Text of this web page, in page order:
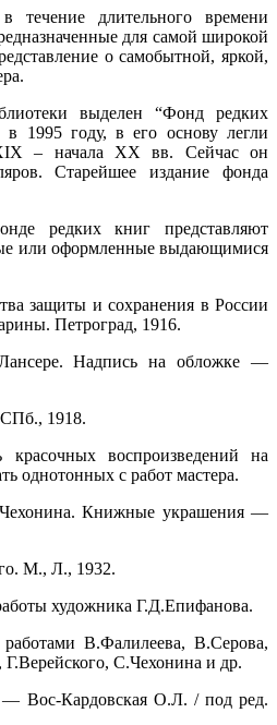
течение длительного времени
для самой широкой
о самобытной, яркой,
выделен “Фонд редких
1995 году, в его основу легли
– начала ХХ вв. Сейчас он
Старейшее издание фонда
редких книг представляют
или оформленные выдающимися
защиты и сохранения в России
Петроград, 1916.
Надпись на обложке —
1918.
красочных воспроизведений на
однотонных с работ мастера.
Книжные украшения —
М., Л., 1932.
художника Г.Д.Епифанова.
В.Фалилеева, В.Серова,
С.Чехонина и др.
Вос-Кардовская О.Л. / под ред.